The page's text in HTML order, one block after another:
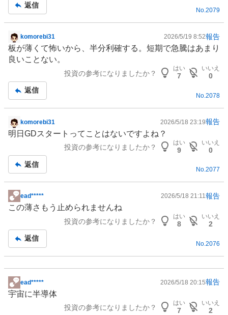
事
返信
No.2079
掲
示
板
komorebi31 2026/5/19 8:52報告
板が薄くて怖いから、半分利確する。短期で急騰はあまり
良いことない。
投資の参考になりましたか？
はい
7
いいえ
0
返信
No. 2078
掲
示
事
komorebi31 2026/5/18 23:19報告
明日GDスタートってことはないですよね？
投資の参考になりましたか？
はい
9
いいえ
0
返信
No.2077
掲
示
事
ead***** 2026/5/18 21:11報告
この薄さもう止められませんね
投資の参考になりましたか？
はい
8
いいえ
2
返信
No. 2076
掲
示
ead***** 2026/5/18 20:15報告
宇宙に半導体
投資の参考になりましたか？
はい
7
いいえ
2